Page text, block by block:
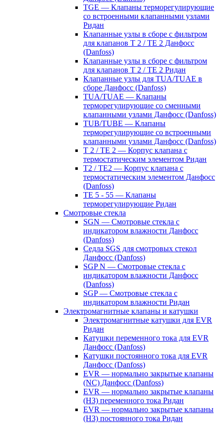
TGE — Клапаны терморегулирующие
со встроенными клапанными узлами
Ридан
Клапанные узлы в сборе с фильтром
для клапанов T 2 / TE 2 Данфосс
(Danfoss)
Клапанные узлы в сборе с фильтром
для клапанов T 2 / TE 2 Ридан
Клапанные узлы для TUA/TUAE в
сборе Данфосс (Danfoss)
TUA/TUAE — Клапаны
терморегулирующие со сменными
клапанными узлами Данфосс (Danfoss)
TUB/TUBE — Клапаны
терморегулирующие со встроенными
клапанными узлами Данфосс (Danfoss)
T 2 / TE 2 — Корпус клапана с
термостатическим элементом Ридан
T2 / TE2 — Корпус клапана с
термостатическим элементом Данфосс
(Danfoss)
TE 5 - 55 — Клапаны
терморегулирующие Ридан
Смотровые стекла
SGN — Смотровые стекла с
индикатором влажности Данфосс
(Danfoss)
Седла SGS для смотровых стекол
Данфосс (Danfoss)
SGP N — Смотровые стекла с
индикатором влажности Данфосс
(Danfoss)
SGP — Смотровые стекла с
индикатором влажности Ридан
Электромагнитные клапаны и катушки
Электромагнитные катушки для EVR
Ридан
Катушки переменного тока для EVR
Данфосс (Danfoss)
Катушки постоянного тока для EVR
Данфосс (Danfoss)
EVR — нормально закрытые клапаны
(NC) Данфосс (Danfoss)
EVR — нормально закрытые клапаны
(НЗ) переменного тока Ридан
EVR — нормально закрытые клапаны
(НЗ) постоянного тока Ридан